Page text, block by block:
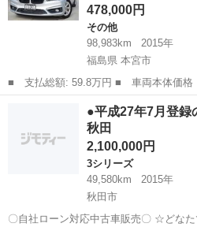
478,000円
その他
98,983km
2015年
福島県 本宮市
■ 支払総額: 59.8万円 ■ 車両本体価格： 478,000 円 ■ メーカー
名： ＢＭＷ ■ 車種名： ２シリーズ
アクティブツアラー 車検整備付き
その他
●平成27年7月登
秋田
2,100,000円
3シリーズ
49,580km
2015年
秋田市
〇自社ローン対応中古車販売〇 ☆どなたでもローン対応可能